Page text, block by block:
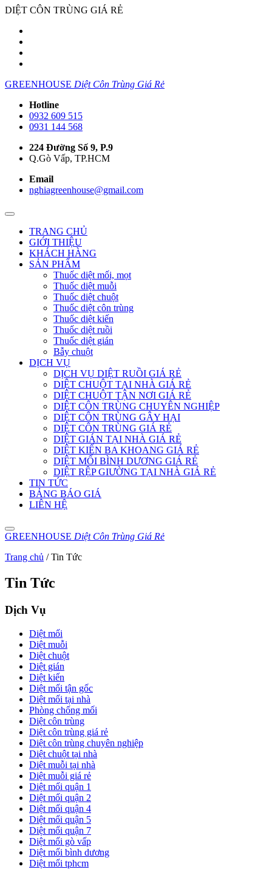
DIỆT CÔN TRÙNG GIÁ RẺ
GREENHOUSE Diệt Côn Trùng Giá Rẻ
Hotline
0932 609 515
0931 144 568
224 Đường Số 9, P.9
Q.Gò Vấp, TP.HCM
Email
nghiagreenhouse@gmail.com
TRANG CHỦ
GIỚI THIỆU
KHÁCH HÀNG
SẢN PHẨM
Thuốc diệt mối, mọt
Thuốc diệt muỗi
Thuốc diệt chuột
Thuốc diệt côn trùng
Thuốc diệt kiến
Thuốc diệt ruồi
Thuốc diệt gián
Bẫy chuột
DỊCH VỤ
DỊCH VỤ DIỆT RUỒI GIÁ RẺ
DIỆT CHUỘT TẠI NHÀ GIÁ RẺ
DIỆT CHUỘT TẬN NƠI GIÁ RẺ
DIỆT CÔN TRÙNG CHUYÊN NGHIỆP
DIỆT CÔN TRÙNG GÂY HẠI
DIỆT CÔN TRÙNG GIÁ RẺ
DIỆT GIÁN TẠI NHÀ GIÁ RẺ
DIỆT KIẾN BA KHOANG GIÁ RẺ
DIỆT MỐI BÌNH DƯƠNG GIÁ RẺ
DIỆT RỆP GIƯỜNG TẠI NHÀ GIÁ RẺ
TIN TỨC
BẢNG BÁO GIÁ
LIÊN HỆ
GREENHOUSE Diệt Côn Trùng Giá Rẻ
Trang chủ /Tin Tức
Tin Tức
Dịch Vụ
Diệt mối
Diệt muỗi
Diệt chuột
Diệt gián
Diệt kiến
Diệt mối tận gốc
Diệt mối tại nhà
Phòng chống mối
Diệt côn trùng
Diệt côn trùng giá rẻ
Diệt côn trùng chuyên nghiệp
Diệt chuột tại nhà
Diệt muỗi tại nhà
Diệt muỗi giá rẻ
Diệt mối quận 1
Diệt mối quận 2
Diệt mối quận 4
Diệt mối quận 5
Diệt mối quận 7
Diệt mối gò vấp
Diệt mối bình dương
Diệt mối tphcm